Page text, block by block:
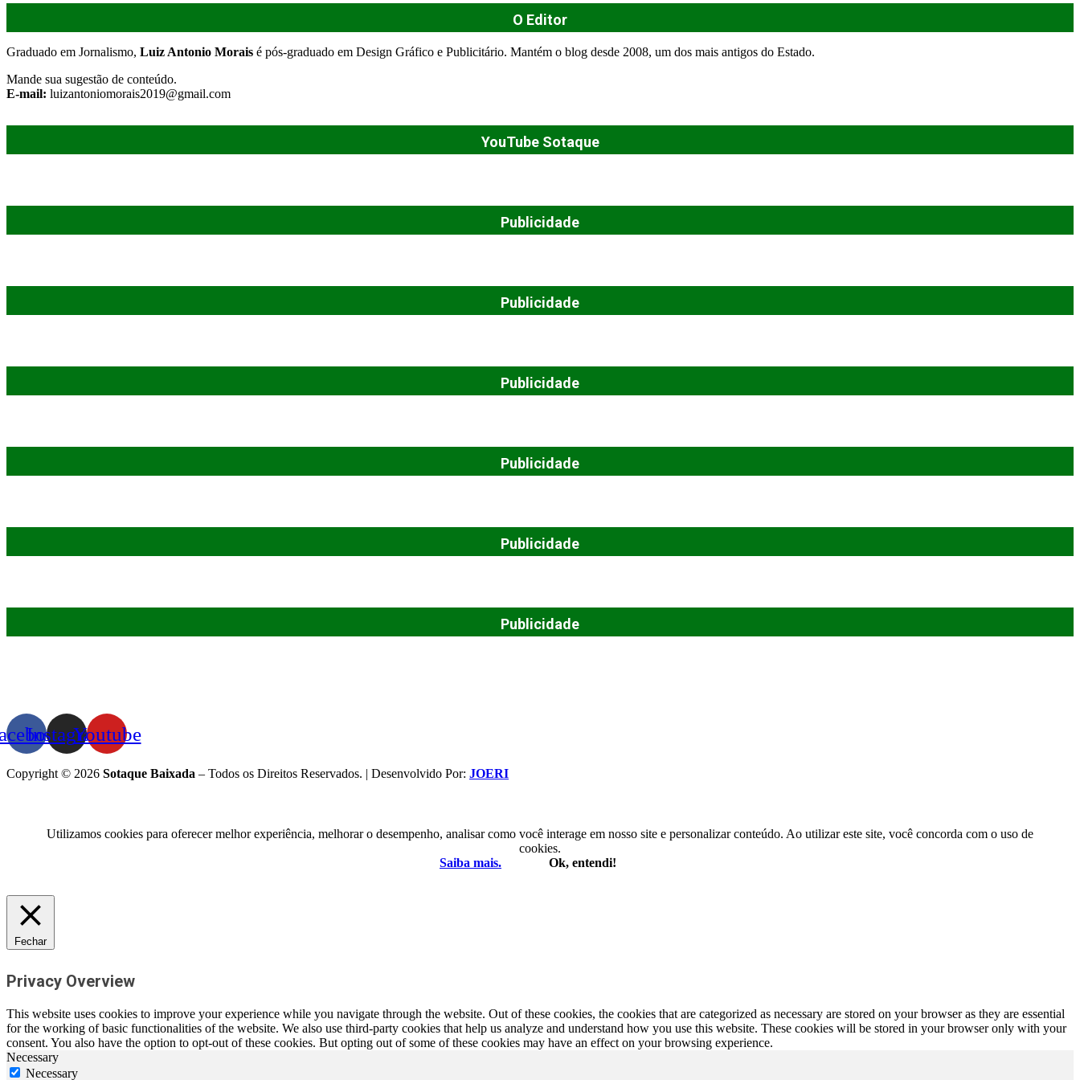
O Editor
Graduado em Jornalismo, Luiz Antonio Morais é pós-graduado em Design Gráfico e Publicitário. Mantém o blog desde 2008, um dos mais antigos do Estado.
Mande sua sugestão de conteúdo.
E-mail: luizantoniomorais2019@gmail.com
YouTube Sotaque
Publicidade
Publicidade
Publicidade
Publicidade
Publicidade
Publicidade
InstagramYoutube
Copyright © 2026 Sotaque Baixada – Todos os Direitos Reservados. | Desenvolvido Por: JOERI
Utilizamos cookies para oferecer melhor experiência, melhorar o desempenho, analisar como você interage em nosso site e personalizar conteúdo. Ao utilizar este site, você concorda com o uso de
cookies.
Saiba mais.
Ok, entendi!
Fechar
Privacy Overview
This website uses cookies to improve your experience while you navigate through the website. Out of these cookies, the cookies that are categorized as necessary are stored on your browser as they are essential
for the working of basic functionalities of the website. We also use third-party cookies that help us analyze and understand how you use this website. These cookies will be stored in your browser only with your
consent. You also have the option to opt-out of these cookies. But opting out of some of these cookies may have an effect on your browsing experience.
Necessary
Necessary